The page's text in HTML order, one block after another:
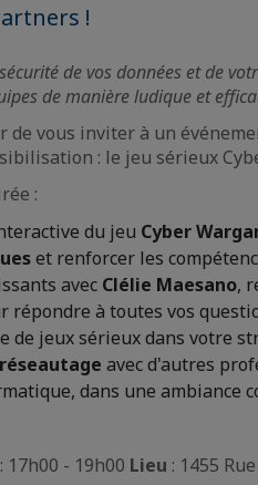
!
de vos données et de
de manière ludique et
de vous inviter à un
: le jeu sérieux
:
du jeu Cyber
et renforcer les
avec Clélie Maesano,
répondre à toutes vos
de jeux sérieux dans votre
réseautage avec d'autres
dans une ambiance
: 17h00 - 19h00 Lieu : 1455